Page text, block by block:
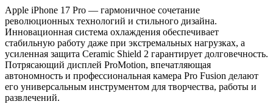
Apple iPhone 17 Pro — гармоничное сочетание
революционных технологий и стильного дизайна.
Инновационная система охлаждения обеспечивает
стабильную работу даже при экстремальных нагрузках, а
усиленная защита Ceramic Shield 2 гарантирует долговечность.
Потрясающий дисплей ProMotion, впечатляющая
автономность и профессиональная камера Pro Fusion делают
его универсальным инструментом для творчества, работы и
развлечений.